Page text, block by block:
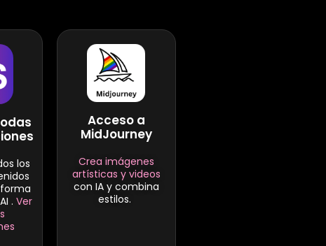
los
. Ver
Acceso a
MidJourney
Crea imágenes
artísticas y videos
con IA y combina
estilos.